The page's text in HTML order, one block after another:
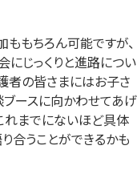
もちろん可能ですが、
にじっくりと進路につい
者の皆さまにはお子さ
ースに向かわせてあげ
れまでにないほど具体
合うことができるかも